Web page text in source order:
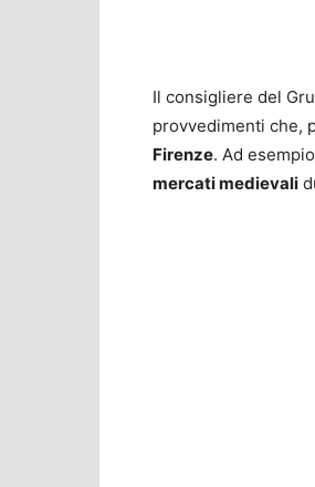
Il consigliere del
provvedimenti che,
Firenze. Ad
mercati medievali